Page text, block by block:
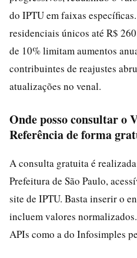
do IPTU em faixas
residenciais únicos até R$
de 10% limitam aumentos
contribuintes de reajustes
atualizações no venal.
Onde posso consultar o
Referência de forma
A consulta gratuita é
Prefeitura de São Paulo,
site de IPTU. Basta inserir o
incluem valores
APIs como a do Infosimples